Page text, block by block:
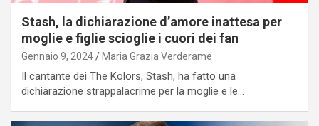
Stash, la dichiarazione d’amore inattesa per
moglie e figlie scioglie i cuori dei fan
Gennaio 9, 2024 Maria Grazia Verderame
Il cantante dei The Kolors, Stash, ha fatto una
dichiarazione strappalacrime per la moglie e le…